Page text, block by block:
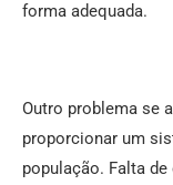
forma adequada.
Outro problema se
proporcionar um
população. Falta